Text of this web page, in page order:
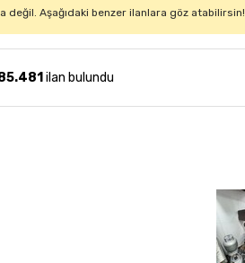
değil. Aşağıdaki benzer ilanlara göz atabilirsin!
ilan bulundu